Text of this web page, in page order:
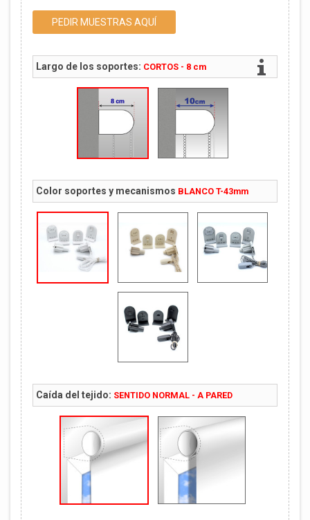
PEDIR MUESTRAS AQUÍ
Largo de los soportes: CORTOS - 8 cm
Color soportes y mecanismos BLANCO T-43mm
Caída del tejido: SENTIDO NORMAL - A PARED